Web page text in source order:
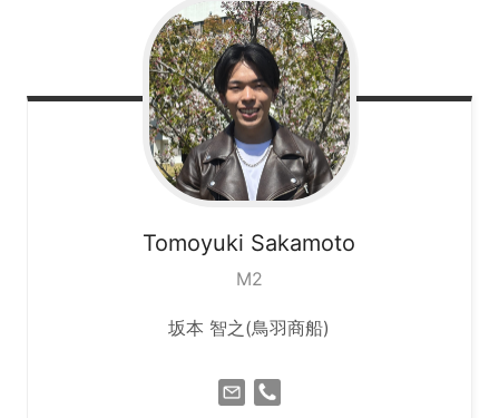
Tomoyuki Sakamoto
M2
坂本 智之(鳥羽商船)